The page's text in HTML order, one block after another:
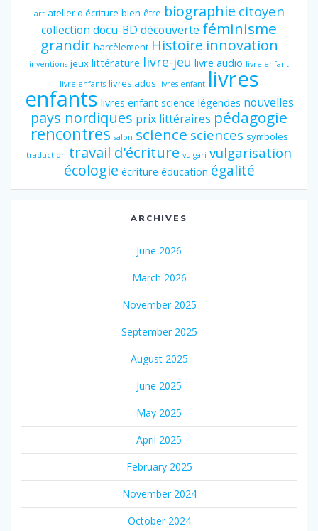
art atelier d'écriture bien-être biographie citoyen
collection docu-BD découverte féminisme
grandir harcèlement Histoire innovation
inventions jeux littérature livre-jeu livre audio livre enfant
livre enfants livres ados livres enfant livres
enfants livres enfant science légendes nouvelles
pays nordiques prix littéraires pédagogie
rencontres salon science sciences symboles
traduction travail d'écriture vulgari vulgarisation
écologie écriture éducation égalité
ARCHIVES
June 2026
March 2026
November 2025
September 2025
August 2025
June 2025
May 2025
April 2025
February 2025
November 2024
October 2024